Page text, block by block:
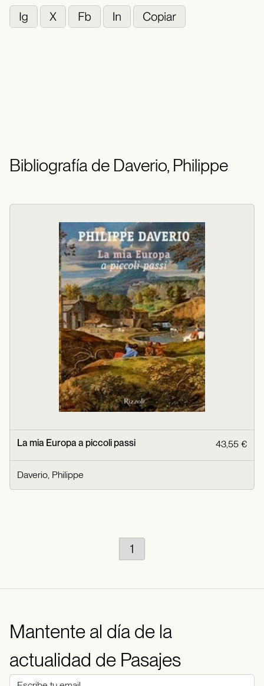
Bibliografía de Daverio, Philippe
La mia Europa a piccoli passi 43,55 €
Daverio, Philippe
1
Mantente al día de la
actualidad de Pasajes